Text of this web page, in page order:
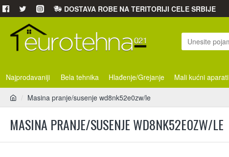
DOSTAVA ROBE NA TERITORIJI CELE SRBIJE
Najprodavaniji Bela tehnika Hlađenje/Grejanje Mali kućni aparati
Masina pranje/susenje wd8nk52e0zw/le
MASINA PRANJE/SUSENJE WD8NK52E0ZW/LE